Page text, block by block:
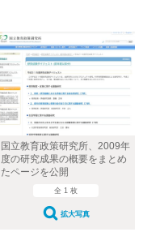
国立教育政策研究所、2009年
度の研究成果の概要をまとめ
たページを公開
全 1 枚
拡大写真